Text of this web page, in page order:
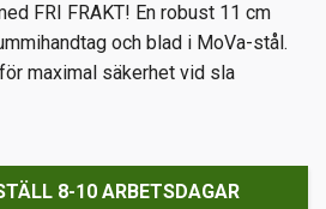
FRI FRAKT! En robust 11 cm
och blad i MoVa-stål.
maximal säkerhet vid sla
8-10 ARBETSDAGAR